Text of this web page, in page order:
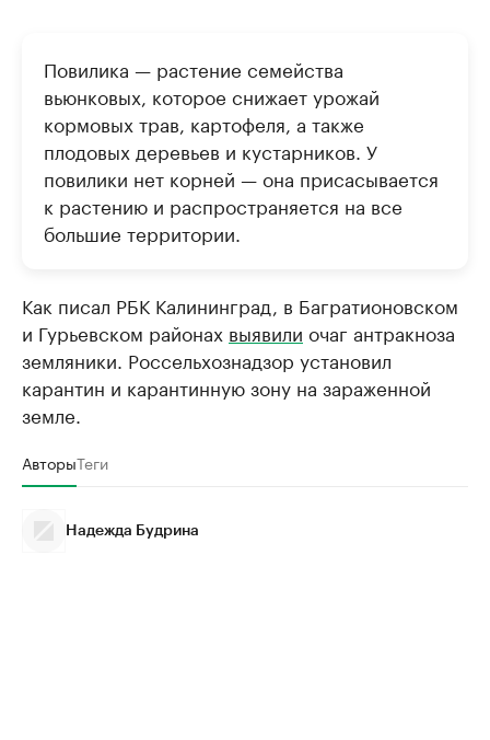
Повилика — растение семейства
вьюнковых, которое снижает урожай
кормовых трав, картофеля, а также
плодовых деревьев и кустарников. У
повилики нет корней — она присасывается
к растению и распространяется на все
большие территории.
Как писал РБК Калининград, в Багратионовском
и Гурьевском районах выявили очаг антракноза
земляники. Россельхознадзор установил
карантин и карантинную зону на зараженной
земле.
АвторыТеги
Надежда Будрина